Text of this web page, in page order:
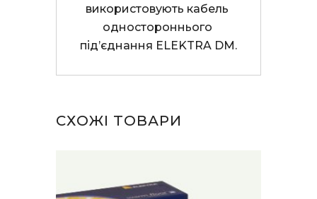
використовують кабель
одностороннього
під’єднання ELEKTRA DM.
СХОЖІ ТОВАРИ